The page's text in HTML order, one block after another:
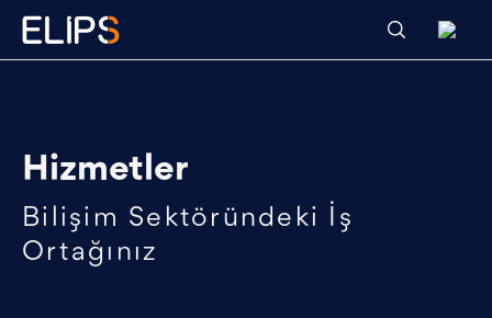
Hizmetler
Bilişim Sektöründeki İş
Ortağınız